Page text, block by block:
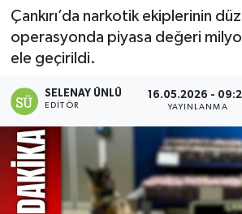
Çankırı’da narkotik ekiplerinin
operasyonda piyasa değeri
ele geçirildi.
SELENAY ÜNLÜ
EDITÖR
16.05.2026 - 09:21
YAYINLANMA